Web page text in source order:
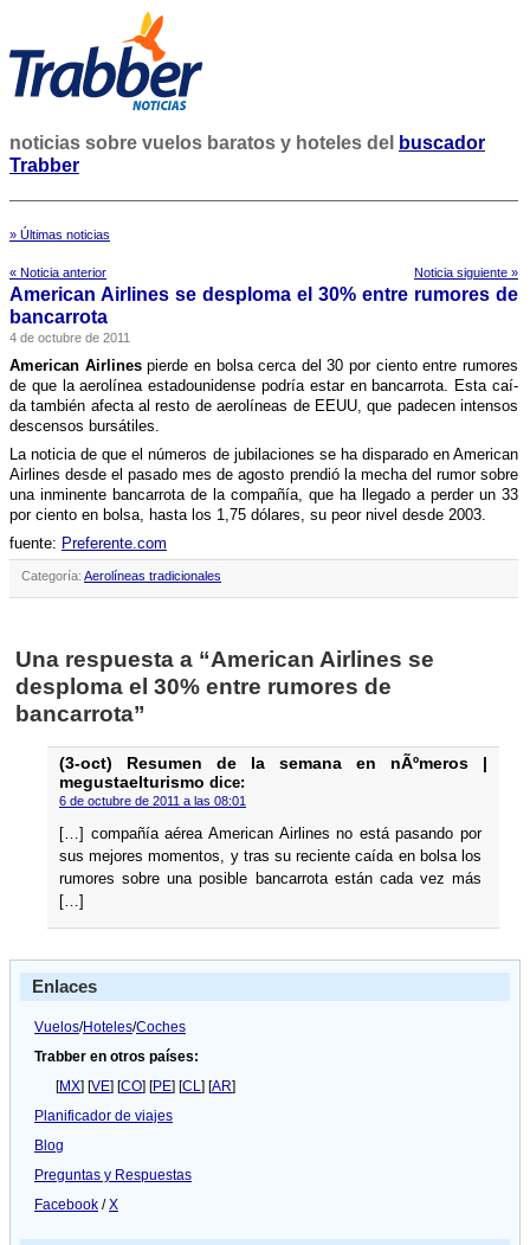
noticias sobre vuelos baratos y hoteles del
buscador
Trabber
» Últimas noticias
« Noticia anterior Noticia siguiente »
American Airlines se desploma el 30% entre rumores de
bancarrota
4 de octubre de 2011
American Airlinespierde en bolsa cerca del 30 por ciento entre rumores
de que la aerolí­nea estadounidense podrí­a estar en bancarrota. Esta caí­
da también afecta al resto de aerolí­neas de EEUU, que padecen intensos
descensos bursátiles.
La noticia de que el números de jubilaciones se ha disparado en American
Airlines desde el pasado mes de agosto prendió la mecha del rumor sobre
una inminente bancarrota de la compañí­a, que ha llegado a perder un 33
por ciento en bolsa, hasta los 1,75 dólares, su peor nivel desde 2003.
fuente: Preferente.com
Categoría: Aerolíneas tradicionales
Una respuesta a “American Airlines se
desploma el 30% entre rumores de
bancarrota”
(3-oct) Resumen de la semana en nÃºmeros |
megustaelturismo dice:
6 de octubre de 2011 a las 08:01
[…] compañí­a aérea American Airlines no está pasando por
sus mejores momentos, y tras su reciente caí­da en bolsa los
rumores sobre una posible bancarrota están cada vez más
[…]
Enlaces
Vuelos/Hoteles/Coches
Trabber en otros países:
[MX] [VE] [CO] [PE] [CL] [AR]
Planificador de viajes
Blog
Preguntas y Respuestas
Facebook /X